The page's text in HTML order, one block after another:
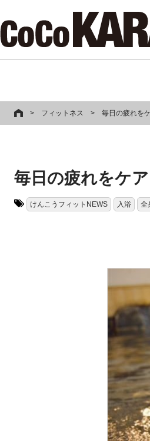
> フィットネス > 毎日の疲れを
毎日の疲れをケ
けんこうフィットNEWS 入浴 全